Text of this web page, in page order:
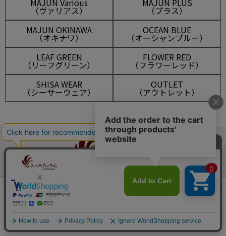
（ヴァリアス）
（プラス）
MAJUN OKINAWA
（オキナワ）
OCEAN BLUE
（オーシャンブルー）
LEAF GREEN
（リーフグリーン）
FLOWER RED
（フラワーレッド）
SHISA WEAR
（シーサーウェア）
OUTLET
（アウトレット）
マイアカウント メルマガ登録
新規会員登録 ログイン
会員は688ポイント付与！
¥13,750税込